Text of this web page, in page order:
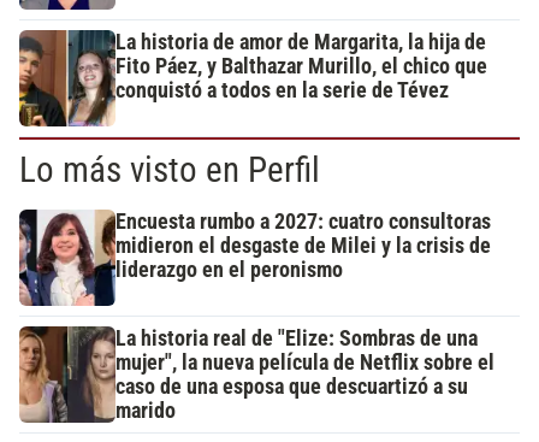
La historia de amor de Margarita, la hija de
Fito Páez, y Balthazar Murillo, el chico que
conquistó a todos en la serie de Tévez
Lo más visto en Perfil
Encuesta rumbo a 2027: cuatro consultoras
midieron el desgaste de Milei y la crisis de
liderazgo en el peronismo
La historia real de "Elize: Sombras de una
mujer", la nueva película de Netflix sobre el
caso de una esposa que descuartizó a su
marido